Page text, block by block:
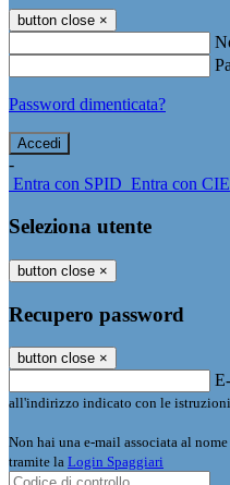
button close ×
Password dimenticata?
-
Entra con SPID Entra con CIE
Seleziona utente
button close ×
Recupero password
button close ×
all'indirizzo indicato con le istruzioni
Non hai una e-mail associata al
tramite la Login Spaggiari